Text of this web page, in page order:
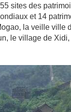
sites des
et 14
la veille
le village de